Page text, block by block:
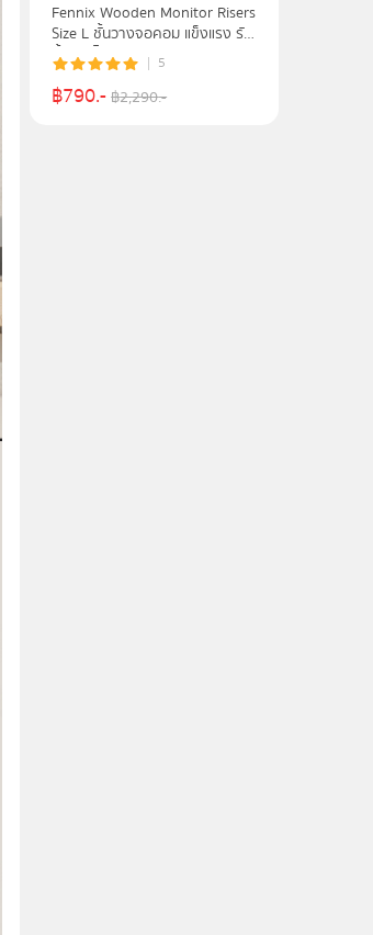
Fennix Wooden Monitor Risers
Size L ชั้นวางจอคอม แข็งแรง รับ
น้ำหนักได้ 20Kg. 5
฿790.-฿2,290.-